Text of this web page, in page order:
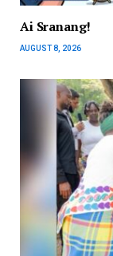
Ai Sranang!
AUGUST 8, 2026